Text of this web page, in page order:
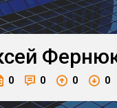
0 0 0 0